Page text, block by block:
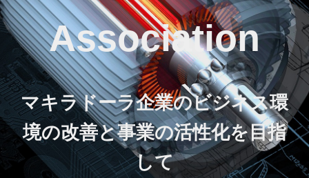
Association
マキラドーラ企業のビジネス環
境の改善と事業の活性化を目指
して